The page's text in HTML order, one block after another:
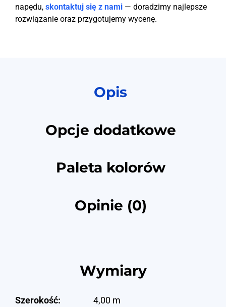
napędu, skontaktuj się z nami — doradzimy najlepsze
rozwiązanie oraz przygotujemy wycenę.
Opis
Opcje dodatkowe
Paleta kolorów
Opinie (0)
Wymiary
Szerokość: 4,00 m